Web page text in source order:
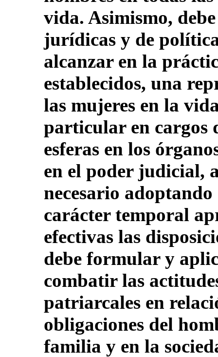
vida. Asimismo,
jurídicas y de
alcanzar en la
establecidos, una
las mujeres en la
particular en cargos
esferas en los
en el poder judicial,
necesario adoptando
carácter temporal
efectivas las
debe formular y
combatir las
patriarcales en
obligaciones del
familia y en la